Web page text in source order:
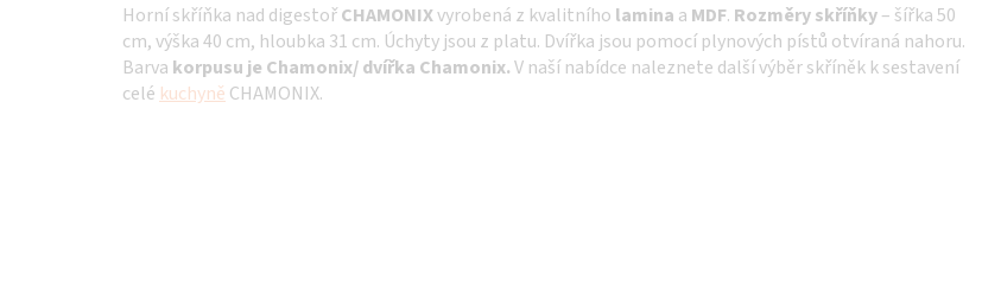
Horní skříňka nad digestořCHAMONIXvyrobená z kvalitního lamina a MDF. Rozměry skříňky– šířka 50
cm, výška 40 cm, hloubka 31 cm. Úchyty jsou z platu. Dvířka jsou pomocí plynových pístů otvíraná nahoru.
Barva korpusu je Chamonix/ dvířka Chamonix.V naší nabídce naleznete další výběr skříněk k sestavení
celé kuchyně CHAMONIX.